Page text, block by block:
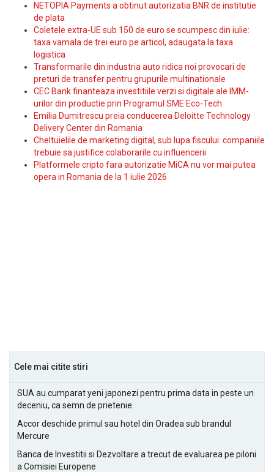
NETOPIA Payments a obtinut autorizatia BNR de institutie
de plata
Coletele extra-UE sub 150 de euro se scumpesc din iulie:
taxa vamala de trei euro pe articol, adaugata la taxa
logistica
Transformarile din industria auto ridica noi provocari de
preturi de transfer pentru grupurile multinationale
CEC Bank finanteaza investitiile verzi si digitale ale IMM-
urilor din productie prin Programul SME Eco-Tech
Emilia Dumitrescu preia conducerea Deloitte Technology
Delivery Center din Romania
Cheltuielile de marketing digital, sub lupa fiscului: companiile
trebuie sa justifice colaborarile cu influencerii
Platformele cripto fara autorizatie MiCA nu vor mai putea
opera in Romania de la 1 iulie 2026
Cele mai citite stiri
SUA au cumparat yeni japonezi pentru prima data in peste un
deceniu, ca semn de prietenie
Accor deschide primul sau hotel din Oradea sub brandul
Mercure
Banca de Investitii si Dezvoltare a trecut de evaluarea pe piloni
a Comisiei Europene